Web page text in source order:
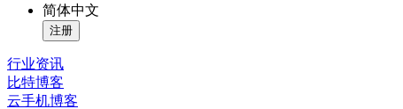
简体中文
注册
行业资讯
比特博客
云手机博客